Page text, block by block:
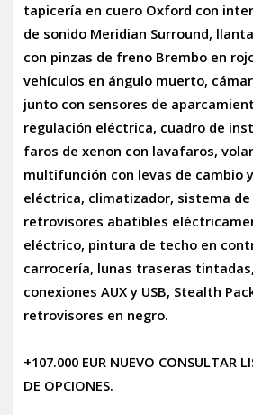
tapicería en cuero Oxford con
de sonido Meridian Surround,
con pinzas de freno Brembo en
vehículos en ángulo muerto,
junto con sensores de
regulación eléctrica, cuadro de
faros de xenon con lavafaros,
multifunción con levas de cambio
eléctrica, climatizador, sistema de
retrovisores abatibles
eléctrico, pintura de techo en
carrocería, lunas traseras
conexiones AUX y USB, Stealth
retrovisores en negro.
+107.000 EUR NUEVO CONSULTAR
DE OPCIONES.